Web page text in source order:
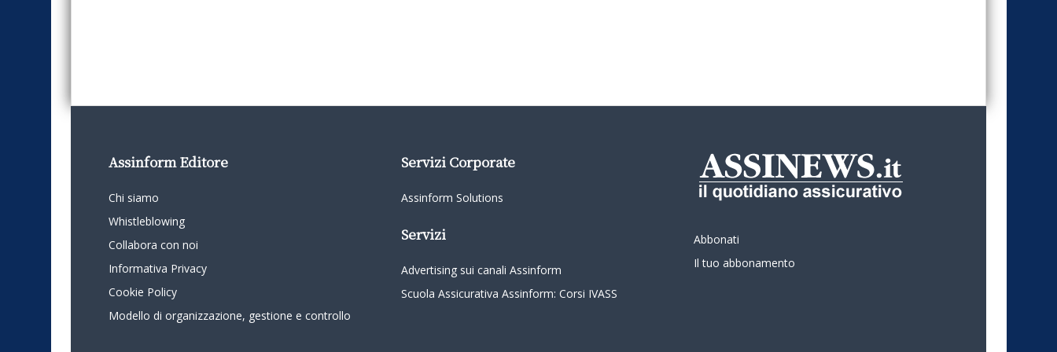
Assinform Editore
Chi siamo
Whistleblowing
Collabora con noi
Informativa Privacy
Cookie Policy
Modello di organizzazione, gestione e controllo
Servizi Corporate
Assinform Solutions
Servizi
Advertising sui canali Assinform
Scuola Assicurativa Assinform: Corsi IVASS
Abbonati
Il tuo abbonamento